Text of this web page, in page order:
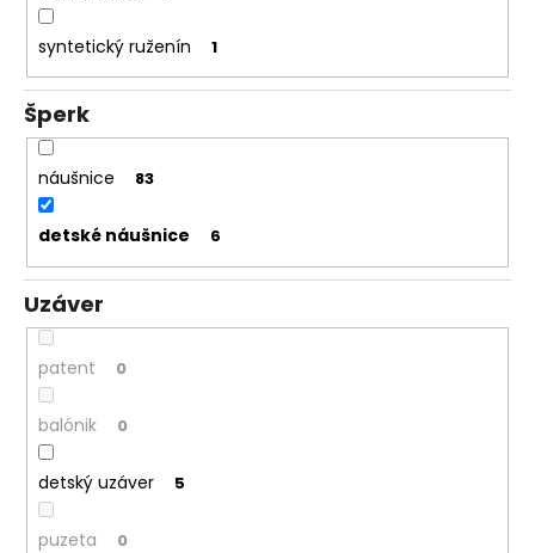
syntetický ruženín 1
Šperk
náušnice 83
detské náušnice 6
Uzáver
patent 0
balónik 0
detský uzáver 5
puzeta 0